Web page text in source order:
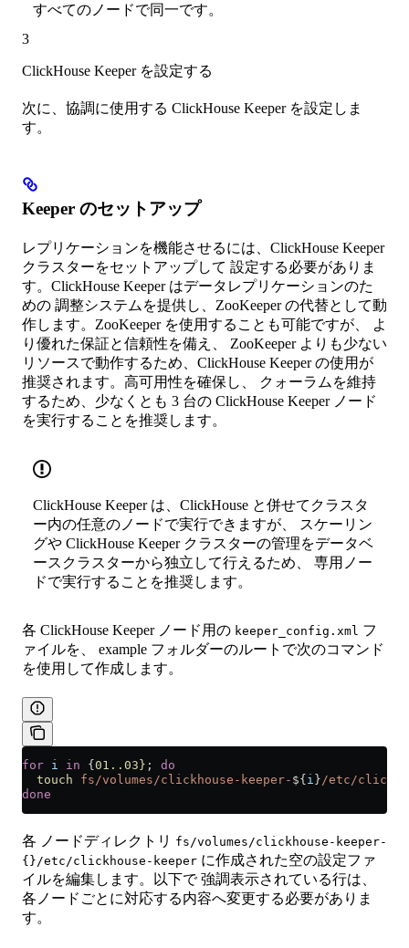
すべてのノードで同一です。
3
ClickHouse Keeper を設定する
次に、協調に使用する ClickHouse Keeper を設定しま
す。
Keeper のセットアップ
レプリケーションを機能させるには、ClickHouse Keeper
クラスターをセットアップして 設定する必要がありま
す。ClickHouse Keeper はデータレプリケーションのた
めの 調整システムを提供し、ZooKeeper の代替として動
作します。ZooKeeper を使用することも可能ですが、 よ
り優れた保証と信頼性を備え、 ZooKeeper よりも少ない
リソースで動作するため、ClickHouse Keeper の使用が
推奨されます。高可用性を確保し、 クォーラムを維持
するため、少なくとも 3 台の ClickHouse Keeper ノード
を実行することを推奨します。
ClickHouse Keeper は、ClickHouse と併せてクラスタ
ー内の任意のノードで実行できますが、 スケーリン
グや ClickHouse Keeper クラスターの管理をデータベ
ースクラスターから独立して行えるため、 専用ノー
ドで実行することを推奨します。
各 ClickHouse Keeper ノード用の keeper_config.xml フ
ァイルを、 example フォルダーのルートで次のコマンド
を使用して作成します。
for i in { 01..03} ; do
  touch
fs/volumes/clickhouse-keeper- ${ i }/etc/
done
各 ノードディレクトリ fs/volumes/clickhouse-keeper-
{}/etc/clickhouse-keeper に作成された空の設定ファ
イルを編集します。以下で 強調表示されている行は、
各ノードごとに対応する内容へ変更する必要がありま
す。